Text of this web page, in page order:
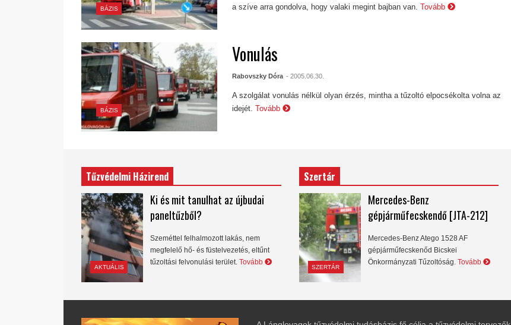
BÁZIS
a szíve arra gondolva, hogy valaki megint bajban van. Tovább
BÁZIS
Vonulás
Rabovszky Dóra - 2005.06.30.
A szolgálat vonulás nélkül olyan érzés, mintha a tűzoltó elpocsékolta volna az
idejét. Tovább
Tűzvédelmi Házirend
AKTUÁLIS
Ki és mit tanulhat az újbudai
paneltűzből?
Szeméttel felhalmozott lakás, nem
megfelelő hő- és füstelvezetés, eltűnt
tűzoltási felvonulási terület. Tovább
Szertár
SZERTÁR
Mercedes-Benz
gépjárműfecskendő [JTA-212]
Mercedes-Benz Atego 1528 AF
gépjárműfecskenőd Bicskei
Önkormányzati Tűzoltóság. Tovább